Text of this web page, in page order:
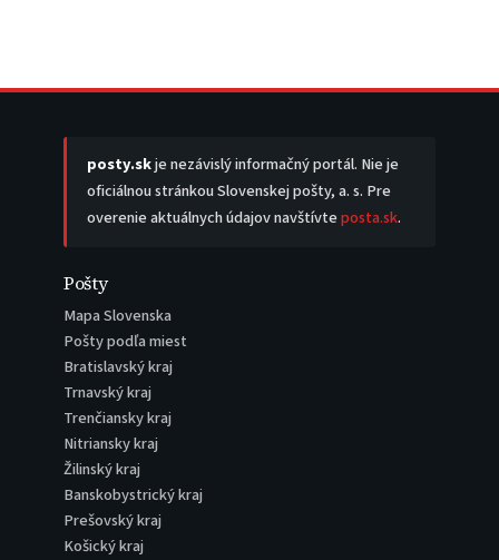
posty.skje nezávislý informačný portál. Nie je
oficiálnou stránkou Slovenskej pošty, a. s. Pre
overenie aktuálnych údajov navštívteposta.sk.
Pošty
Mapa Slovenska
Pošty podľa miest
Bratislavský kraj
Trnavský kraj
Trenčiansky kraj
Nitriansky kraj
Žilinský kraj
Banskobystrický kraj
Prešovský kraj
Košický kraj